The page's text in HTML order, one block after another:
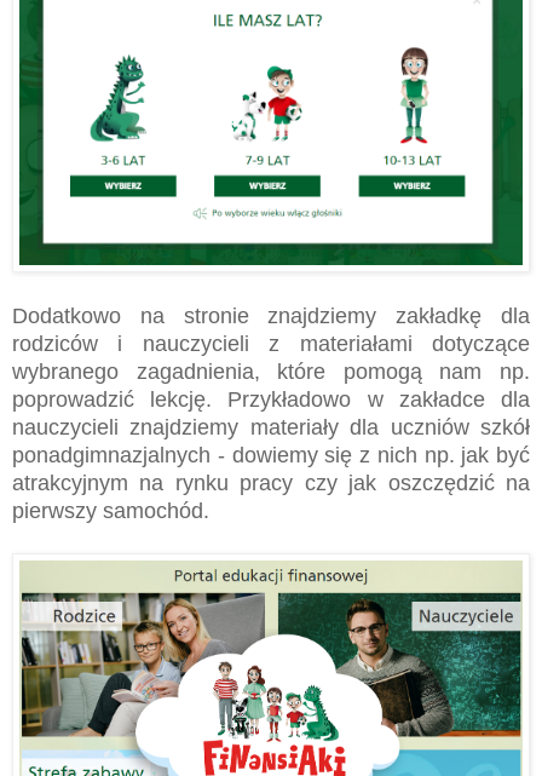
Dodatkowo na stronie znajdziemy zakładkę dla
rodziców i nauczycieli z materiałami dotyczące
wybranego zagadnienia, które pomogą nam np.
poprowadzić lekcję. Przykładowo w zakładce dla
nauczycieli znajdziemy materiały dla uczniów szkół
ponadgimnazjalnych - dowiemy się z nich np. jak być
atrakcyjnym na rynku pracy czy jak oszczędzić na
pierwszy samochód.